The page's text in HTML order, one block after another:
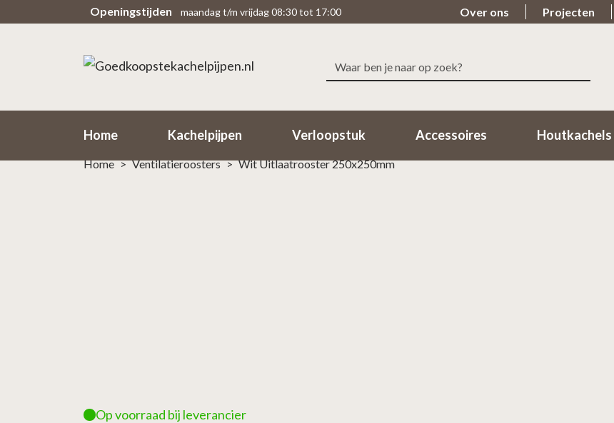
Openingstijden maandag t/m vrijdag 08:30 tot 17:00 Over ons Projecten
Zoeken
naar:
Home Kachelpijpen Verloopstuk Accessoires Houtkachels
Snelle levering Beoordeeld met een 9.7
Home > Ventilatieroosters > Wit Uitlaatrooster 250x250mm
Op voorraad bij leverancier